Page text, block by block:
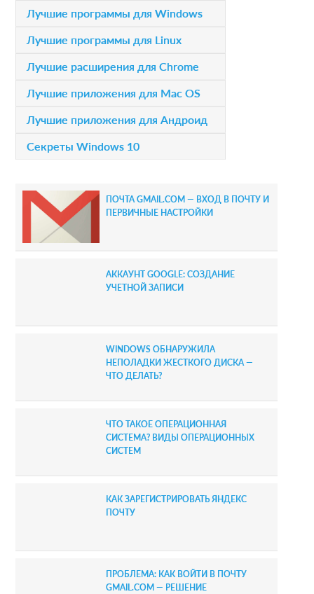
o
n
P
m
y
S
d
Лучшие программы для Windows
Лучшие программы для Linux
Лучшие расширения для Chrome
Лучшие приложения для Mac OS
Лучшие приложения для Андроид
Секреты Windows 10
ПОЧТА GMAIL.COM — ВХОД В ПОЧТУ И
ПЕРВИЧНЫЕ НАСТРОЙКИ
АККАУНТ GOOGLE: СОЗДАНИЕ
УЧЕТНОЙ ЗАПИСИ
WINDOWS ОБНАРУЖИЛА
НЕПОЛАДКИ ЖЕСТКОГО ДИСКА —
ЧТО ДЕЛАТЬ?
ЧТО ТАКОЕ ОПЕРАЦИОННАЯ
СИСТЕМА? ВИДЫ ОПЕРАЦИОННЫХ
СИСТЕМ
КАК ЗАРЕГИСТРИРОВАТЬ ЯНДЕКС
ПОЧТУ
ПРОБЛЕМА: КАК ВОЙТИ В ПОЧТУ
GMAIL.COM — РЕШЕНИЕ